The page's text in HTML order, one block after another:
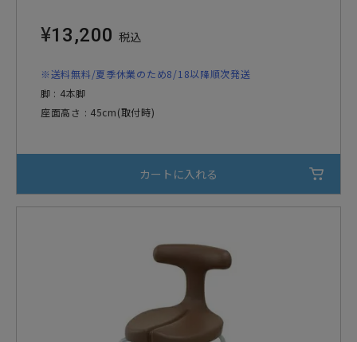
¥13,200 税込
※送料無料/夏季休業のため8/18以降順次発送
脚 : 4本脚
座面高さ : 45cm(取付時)
カートに入れる